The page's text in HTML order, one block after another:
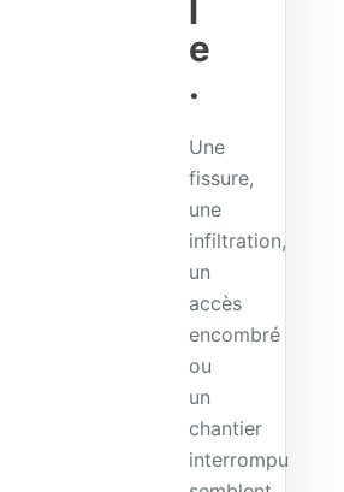
l
e
.
Une
fissure,
une
infiltration,
un
accès
encombré
ou
un
chantier
interrompu